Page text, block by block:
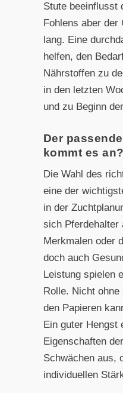
Stute beeinflusst
Fohlens aber der
lang. Eine
helfen, den
Nährstoffen zu
in den letzten
und zu Beginn
Der
kommt es an?
Die Wahl des
eine der
in der
sich Pferdehalter
Merkmalen oder
doch auch
Leistung spielen
Rolle. Nicht
den Papieren
Ein guter Hengst
Eigenschaften
Schwächen aus,
individuellen